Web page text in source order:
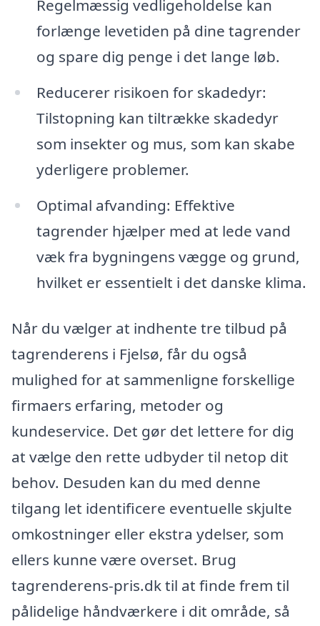
Regelmæssig vedligeholdelse kan
forlænge levetiden på dine tagrender
og spare dig penge i det lange løb.
Reducerer risikoen for skadedyr:
Tilstopning kan tiltrække skadedyr
som insekter og mus, som kan skabe
yderligere problemer.
Optimal afvanding: Effektive
tagrender hjælper med at lede vand
væk fra bygningens vægge og grund,
hvilket er essentielt i det danske klima.
Når du vælger at indhente tre tilbud på
tagrenderens i Fjelsø, får du også
mulighed for at sammenligne forskellige
firmaers erfaring, metoder og
kundeservice. Det gør det lettere for dig
at vælge den rette udbyder til netop dit
behov. Desuden kan du med denne
tilgang let identificere eventuelle skjulte
omkostninger eller ekstra ydelser, som
ellers kunne være overset. Brug
tagrenderens-pris.dk til at finde frem til
pålidelige håndværkere i dit område, så